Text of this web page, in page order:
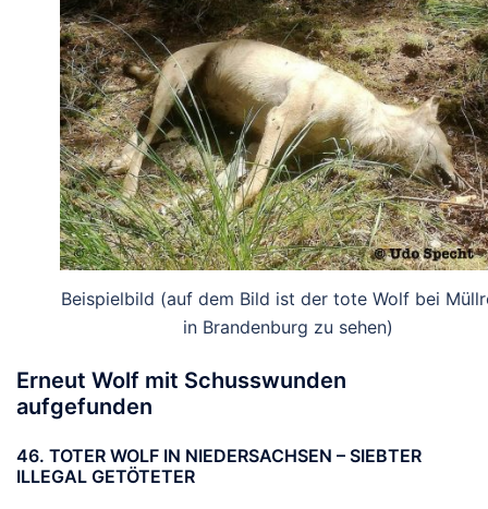
Beispielbild (auf dem Bild ist der tote Wolf bei
in Brandenburg zu sehen)
Erneut Wolf mit Schusswunden
aufgefunden
46. TOTER WOLF IN NIEDERSACHSEN – SIEBTER
ILLEGAL GETÖTETER